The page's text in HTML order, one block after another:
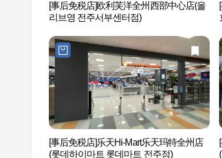
[事后免税店]欧利芙洋全州西部中心店(올
리브영 전주서부센터점)
[事后免税店]乐天Hi-Mart乐天玛特全州店
(롯데하이마트 롯데마트 전주점)